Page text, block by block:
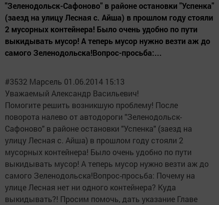
"Зеленодольск-Сафоново" в районе остановки "Успенка"
(заезд на улицу Лесная с. Айша) в прошлом году стояли
2 мусорных контейнера! Было очень удобно по пути
выкидывать мусор! А теперь мусор нужно везти аж до
самого Зеленодольска!Вопрос-просьба:...
#3532 Марсель 01.06.2014 15:13
Уважаемый Александр Васильевич!
Помогите решить возникшую проблему! После
поворота налево от автодороги "Зеленодольск-
Сафоново" в районе остановки "Успенка" (заезд на
улицу Лесная с. Айша) в прошлом году стояли 2
мусорных контейнера! Было очень удобно по пути
выкидывать мусор! А теперь мусор нужно везти аж до
самого Зеленодольска!Вопрос-просьба: Почему на
улице Лесная нет ни одного контейнера? Куда
выкидывать?! Просим помочь, дать указание Главе